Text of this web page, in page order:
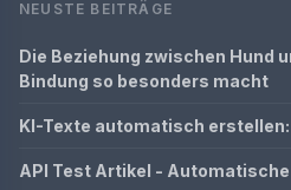
NEUSTE BEITRÄGE
Die Beziehung zwischen Hund
Bindung so besonders macht
KI-Texte automatisch
API Test Artikel -